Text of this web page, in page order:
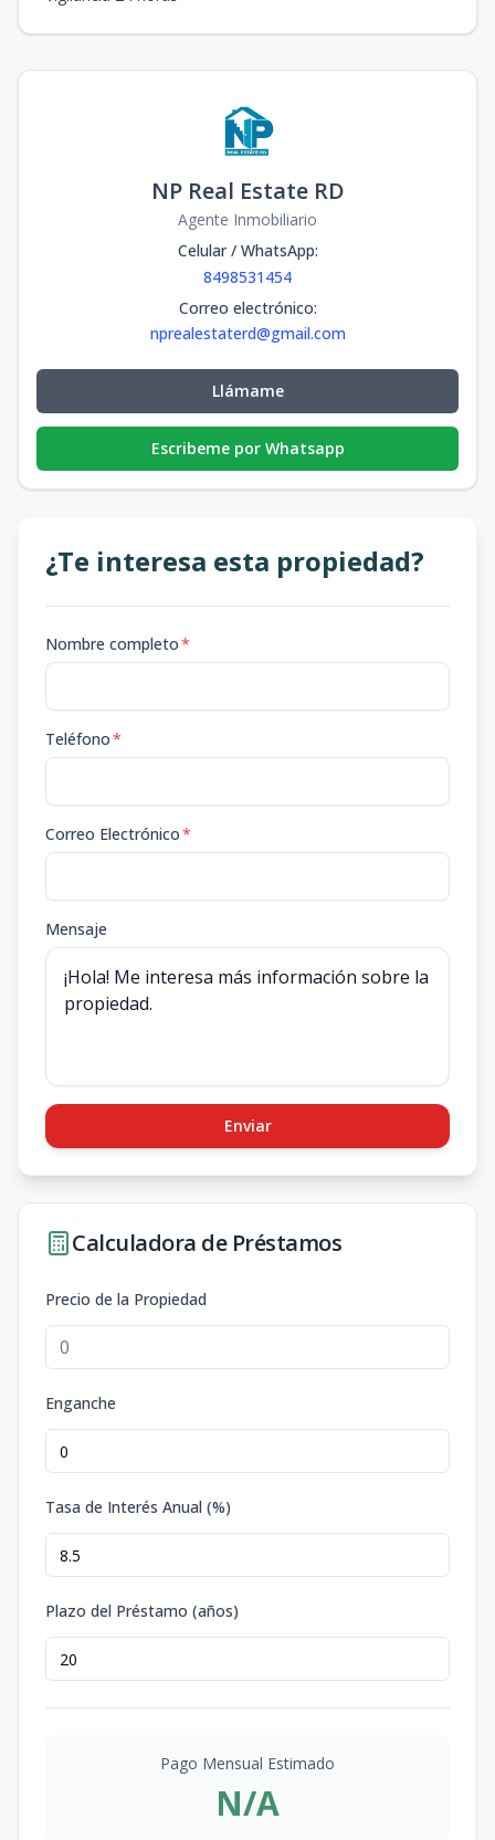
NP Real Estate RD
Agente Inmobiliario
Celular / WhatsApp:
8498531454
Correo electrónico:
nprealestaterd@gmail.com
Llámame
Escribeme por Whatsapp
¿Te interesa esta propiedad?
Nombre completo*
Teléfono*
Correo Electrónico*
Mensaje
Enviar
Calculadora de Préstamos
Precio de la Propiedad
Enganche
Tasa de Interés Anual (%)
Plazo del Préstamo (años)
Pago Mensual Estimado
N/A